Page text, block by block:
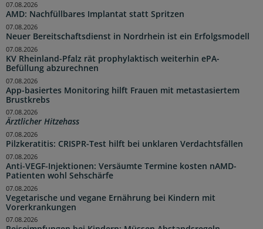
AMD: Nachfüllbares Implantat statt Spritzen
07.08.2026
Neuer Bereitschaftsdienst in Nordrhein ist ein Erfolgsmodell
07.08.2026
KV Rheinland-Pfalz rät prophylaktisch weiterhin ePA-
Befüllung abzurechnen
07.08.2026
App-basiertes Monitoring hilft Frauen mit metastasiertem
Brustkrebs
07.08.2026
Ärztlicher Hitzehass
07.08.2026
Pilzkeratitis: CRISPR-Test hilft bei unklaren Verdachtsfällen
07.08.2026
Anti-VEGF-Injektionen: Versäumte Termine kosten nAMD-
Patienten wohl Sehschärfe
07.08.2026
Vegetarische und vegane Ernährung bei Kindern mit
Vorerkrankungen
07.08.2026
07.08.2026